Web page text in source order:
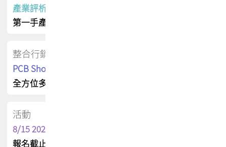
產業評析報告
第一手產業資訊
整合行銷
PCB Shop 採購指南
全方位多元曝光方案
活動
8/15 2026 TPCA健康盃保齡球聯誼賽
報名截止日 : 8/3 活動日期 : 8/15